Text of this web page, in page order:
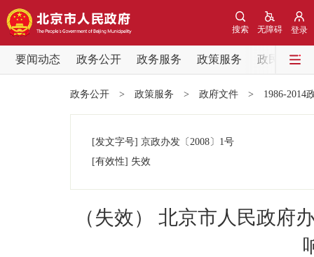
登录
无障碍
搜索
要闻动态 政务公开 政务服务 政策服务
政民互动
党中央精神
政务公开
政务公开 > 政策服务 > 政府文件 > 1986-2014
[发文字号] 京政办发 〔2008〕 1号
[有效性] 失效
（失效） 北京市人民政府